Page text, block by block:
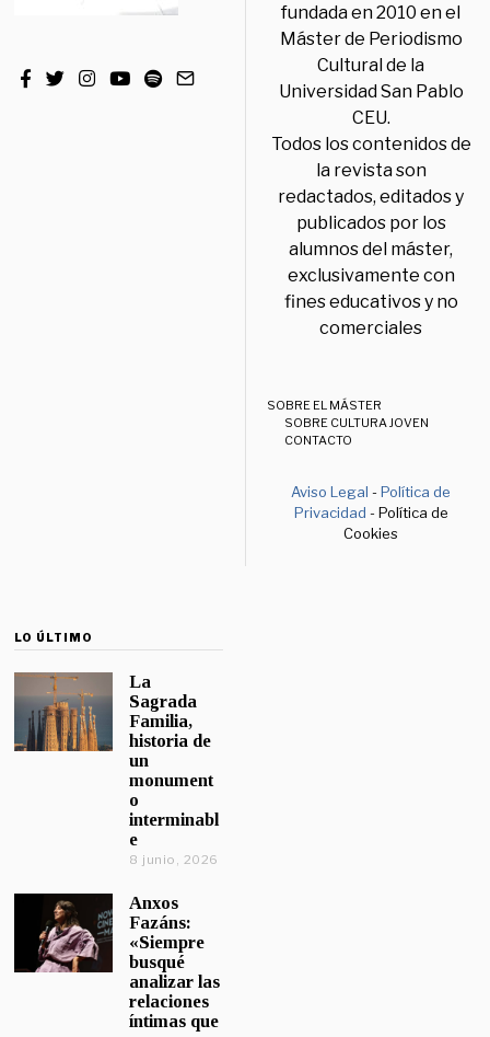
fundada en 2010 en el
Máster de Periodismo
Cultural de la
Universidad San Pablo
CEU.
Todos los contenidos de
la revista son
redactados, editados y
publicados por los
alumnos del máster,
exclusivamente con
fines educativos y no
comerciales
SOBRE EL MÁSTER
SOBRE CULTURA JOVEN
CONTACTO
Aviso Legal -Política de
Privacidad - Política de
Cookies
LO ÚLTIMO
La
Sagrada
Familia,
historia de
un
monument
o
interminabl
e
8 junio, 2026
Anxos
Fazáns:
«Siempre
busqué
analizar las
relaciones
íntimas que